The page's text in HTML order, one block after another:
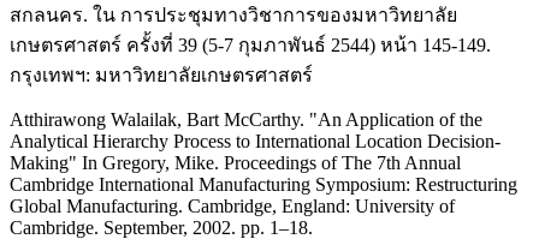
สกลนคร. ใน การประชุมทางวิชาการของมหาวิทยาลัย
เกษตรศาสตร์ ครั้งที่ 39 (5-7 กุมภาพันธ์ 2544) หน้า 145-149.
กรุงเทพฯ: มหาวิทยาลัยเกษตรศาสตร์
Atthirawong Walailak, Bart McCarthy. "An Application of the
Analytical Hierarchy Process to International Location Decision-
Making" In Gregory, Mike. Proceedings of The 7th Annual
Cambridge International Manufacturing Symposium: Restructuring
Global Manufacturing. Cambridge, England: University of
Cambridge. September, 2002. pp. 1–18.